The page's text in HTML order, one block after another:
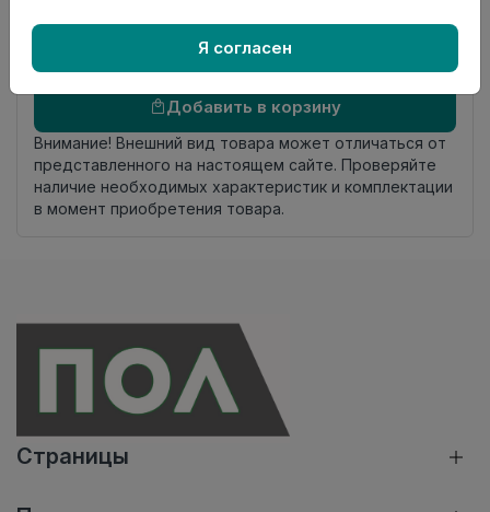
комплекта
Осталось24 упак
Добавить в корзину
Внимание! Внешний вид товара может отличаться от
представленного на настоящем сайте. Проверяйте
наличие необходимых характеристик и комплектации
в момент приобретения товара.
Страницы
Я согласен